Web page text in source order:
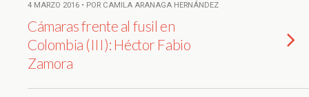
4 MARZO 2016 • POR CAMILA ARANAGA HERNÁNDEZ
Cámaras frente al fusil en
Colombia (III): Héctor Fabio
Zamora